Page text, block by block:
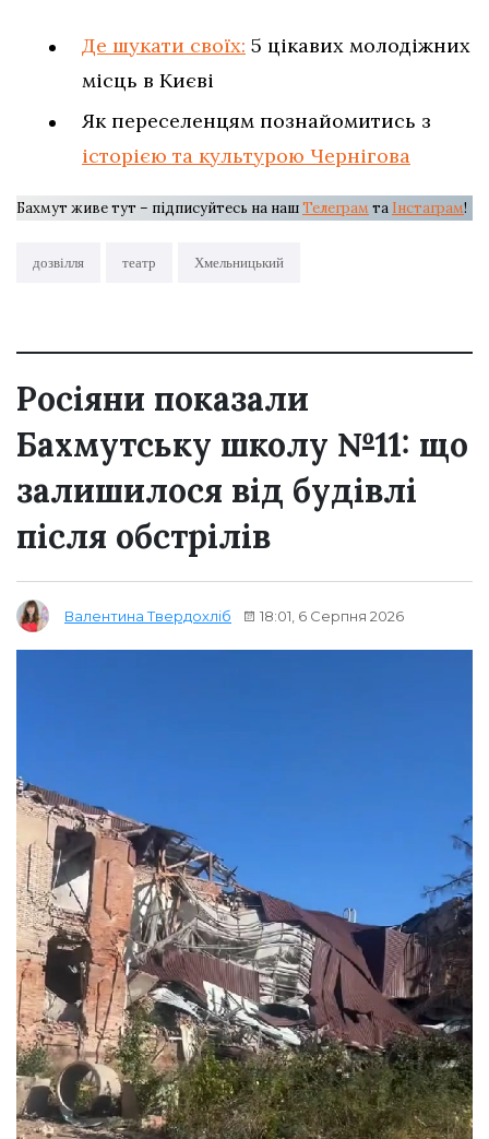
Де шукати своїх: 5 цікавих молодіжних
місць в Києві
Як переселенцям познайомитись з
історією та культурою Чернігова
Бахмут живе тут – підписуйтесь на нашТелеграм та Інстаграм!
дозвілля театр Хмельницький
Росіяни показали
Бахмутську школу №11: що
залишилося від будівлі
після обстрілів
Валентина Твердохліб 18:01, 6 Серпня 2026